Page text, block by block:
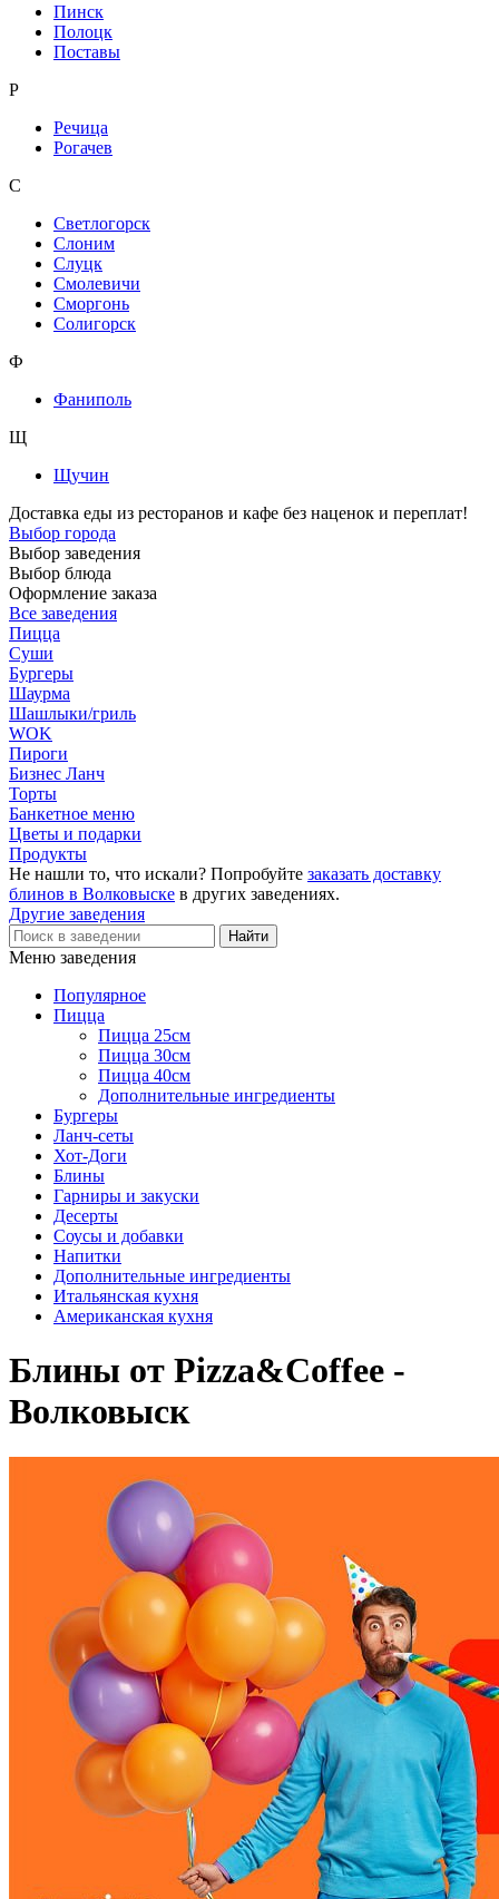
Пинск
Полоцк
Поставы
Р
Речица
Рогачев
С
Светлогорск
Слоним
Слуцк
Смолевичи
Сморгонь
Солигорск
Ф
Фаниполь
Щ
Щучин
Доставка еды из ресторанов и кафе без наценок и переплат!
Выбор города
Выбор заведения
Выбор блюда
Оформление заказа
Все заведения
Пицца
Суши
Бургеры
Шаурма
Шашлыки/гриль
WOK
Пироги
Бизнес Ланч
Торты
Банкетное меню
Цветы и подарки
Продукты
Не нашли то, что искали? Попробуйте заказать доставку
блинов в Волковыске в других заведениях.
Другие заведения
Меню заведения
Популярное
Пицца
Пицца 25см
Пицца 30см
Пицца 40см
Дополнительные ингредиенты
Бургеры
Ланч-сеты
Хот-Доги
Блины
Гарниры и закуски
Десерты
Соусы и добавки
Напитки
Дополнительные ингредиенты
Итальянская кухня
Американская кухня
Блины от Pizza&Coffee -
Волковыск